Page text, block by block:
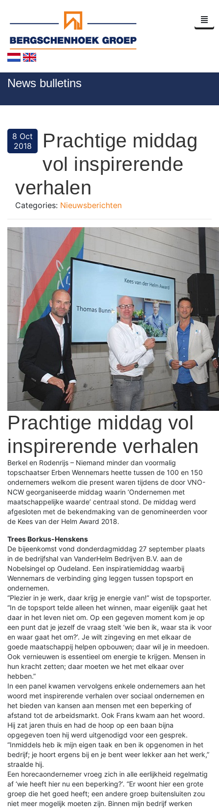
News bulletins
8 Oct
2018
Prachtige middag
vol inspirerende
verhalen
Categories: Nieuwsberichten
Prachtige middag vol
inspirerende verhalen
Berkel en Rodenrijs – Niemand minder dan voormalig
topschaatser Erben Wennemars heette tussen de 100 en 150
ondernemers welkom die present waren tijdens de door VNO-
NCW georganiseerde middag waarin ‘Ondernemen met
maatschappelijke waarde’ centraal stond. De middag werd
afgesloten met de bekendmaking van de genomineerden voor
de Kees van der Helm Award 2018.
Trees Borkus-Henskens
De bijeenkomst vond donderdagmiddag 27 september plaats
in de bedrijfshal van VanderHelm Bedrijven B.V. aan de
Nobelsingel op Oudeland. Een inspiratiemiddag waarbij
Wennemars de verbinding ging leggen tussen topsport en
ondernemen.
“Plezier in je werk, daar krijg je energie van!” wist de topsporter.
“In de topsport telde alleen het winnen, maar eigenlijk gaat het
daar in het leven niet om. Op een gegeven moment kom je op
een punt dat je jezelf de vraag stelt ‘wie ben ik, waar sta ik voor
en waar gaat het om?’. Je wilt zingeving en met elkaar de
goede maatschappij helpen opbouwen; daar wil je in meedoen.
Ook vernieuwen is essentieel om energie te krijgen. Mensen in
hun kracht zetten; daar moeten we het met elkaar over
hebben.”
In een panel kwamen vervolgens enkele ondernemers aan het
woord met inspirerende verhalen over sociaal ondernemen en
het bieden van kansen aan mensen met een beperking of
afstand tot de arbeidsmarkt. Ook Frans kwam aan het woord.
Hij zat jaren thuis en had de hoop op een baan bijna
opgegeven toen hij werd uitgenodigd voor een gesprek.
“Inmiddels heb ik mijn eigen taak en ben ik opgenomen in het
bedrijf; je hoort ergens bij en je bent weer lekker aan het werk,”
straalde hij.
Een horecaondernemer vroeg zich in alle eerlijkheid regelmatig
af ‘wie heeft hier nu een beperking?’. “Er woont hier een grote
groep die het goed heeft; een andere groep buitensluiten zou
niet meer mogelijk moeten zijn. Binnen mijn bedrijf werken
Homepage
Company Profile
Contact